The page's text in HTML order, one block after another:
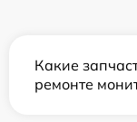
Какие
ремонте